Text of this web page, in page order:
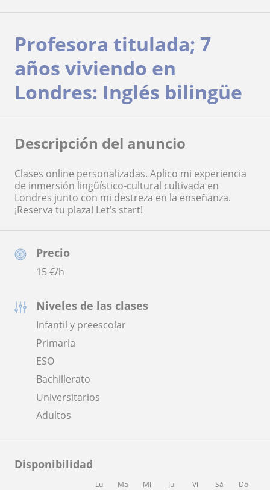
Precio
15€/h
Niveles de las clases
Infantil y preescolar
Primaria
ESO
Bachillerato
Universitarios
Adultos
Disponibilidad
Lu Ma Mi Ju Vi Sá Do
Profesora titulada; 7
años viviendo en
Londres: Inglés bilingüe
Descripción del anuncio
Clases online personalizadas. Aplico mi experiencia
de inmersión lingüístico-cultural cultivada en
Londres junto con mi destreza en la enseñanza.
¡Reserva tu plaza! Let’s start!